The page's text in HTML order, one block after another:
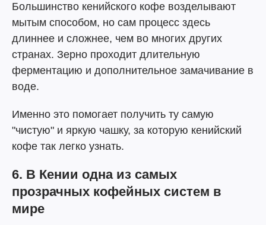
Большинство кенийского кофе возделывают
мытым способом, но сам процесс здесь
длиннее и сложнее, чем во многих других
странах. Зерно проходит длительную
ферментацию и дополнительное замачивание в
воде.
Именно это помогает получить ту самую
"чистую" и яркую чашку, за которую кенийский
кофе так легко узнать.
6. В Кении одна из самых
прозрачных кофейных систем в
мире